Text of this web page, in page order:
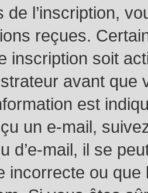
de l’inscription,
reçues.
inscription soit
avant
est
un e-mail,
d’e-mail, il se
incorrecte ou que